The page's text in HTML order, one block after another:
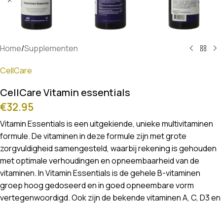
Home/Supplementen
CellCare
CellCare Vitamin essentials
€32.95
Vitamin Essentials is een uitgekiende, unieke multivitaminen
formule. De vitaminen in deze formule zijn met grote
zorgvuldigheid samengesteld, waarbij rekening is gehouden
met optimale verhoudingen en opneembaarheid van de
vitaminen. In Vitamin Essentials is de gehele B-vitaminen
groep hoog gedoseerd en in goed opneembare vorm
vertegenwoordigd. Ook zijn de bekende vitaminen A, C, D3 en